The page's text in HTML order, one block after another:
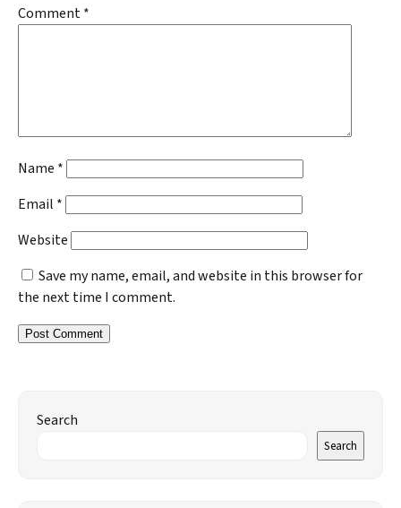
Comment*
Name *
Email *
Website
Save my name, email, and website in this browser for
the next time I comment.
Search
Search